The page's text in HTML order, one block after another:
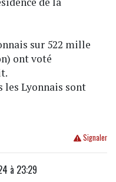
sur 522 mille
ont voté
les Lyonnais sont
Signaler
à 23:29